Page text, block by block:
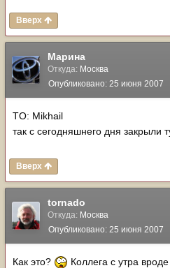
Вверх
Марина
Откуда: Москва
Опубликовано: 25 июня 2007
TO: Mikhail
так с сегодняшнего дня закрыли
Вверх
tornado
Откуда: Москва
Опубликовано: 25 июня 2007
Как это?
Коллега с утра